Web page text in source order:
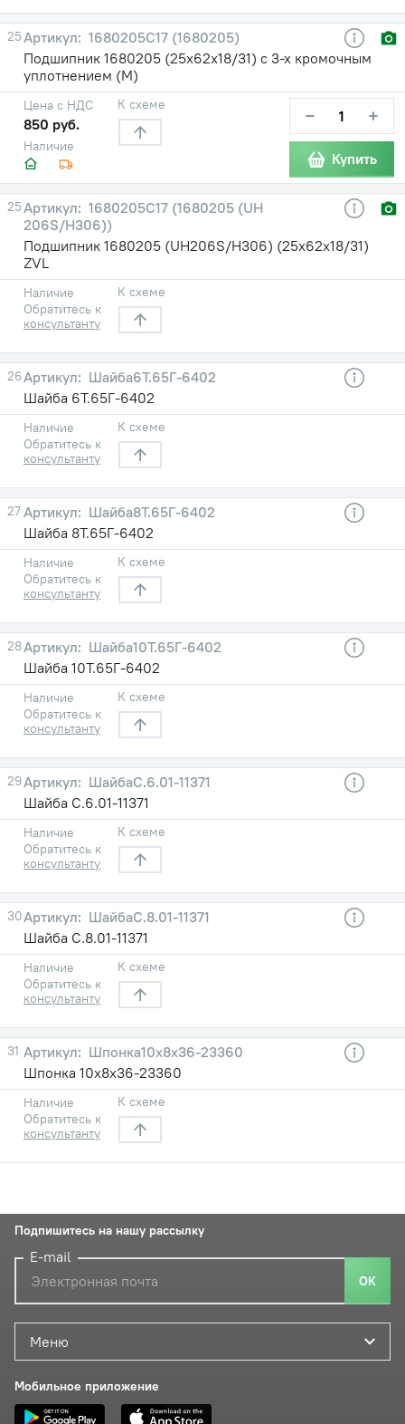
25
1680205С17 (1680205)
Подшипник 1680205 (25х62х18/31) с 3-х кромочным
уплотнением (М)
Наличие
Цена с НДС
850 руб.
К схеме − +
Купить
25
1680205С17 (1680205 (UH
206S/H306))
Подшипник 1680205 (UH206S/H306) (25х62х18/31)
ZVL
Наличие
Обратитесь к
консультанту
К схеме
26
Шайба6Т.65Г-6402
Шайба 6Т.65Г-6402
Наличие
Обратитесь к
консультанту
К схеме
27
Шайба8Т.65Г-6402
Шайба 8Т.65Г-6402
Наличие
Обратитесь к
консультанту
К схеме
28
Шайба10Т.65Г-6402
Шайба 10Т.65Г-6402
Наличие
Обратитесь к
консультанту
К схеме
29
ШайбаС.6.01-11371
Шайба С.6.01-11371
Наличие
Обратитесь к
консультанту
К схеме
30
ШайбаС.8.01-11371
Шайба С.8.01-11371
Наличие
Обратитесь к
консультанту
К схеме
31
Шпонка10х8х36-23360
Шпонка 10х8х36-23360
Наличие
Обратитесь к
консультанту
К схеме
Меню
Мобильное приложение
Подпишитесь на нашу рассылку
E-mail
ОК